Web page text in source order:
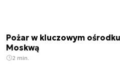
Pożar w kluczowym
Moskwą
2 min.